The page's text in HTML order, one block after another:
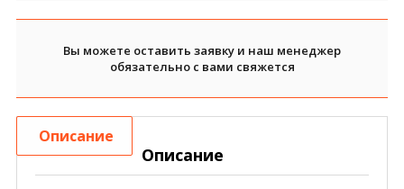
Вы можете оставить заявку и наш менеджер
обязательно с вами свяжется
Описание
Описание